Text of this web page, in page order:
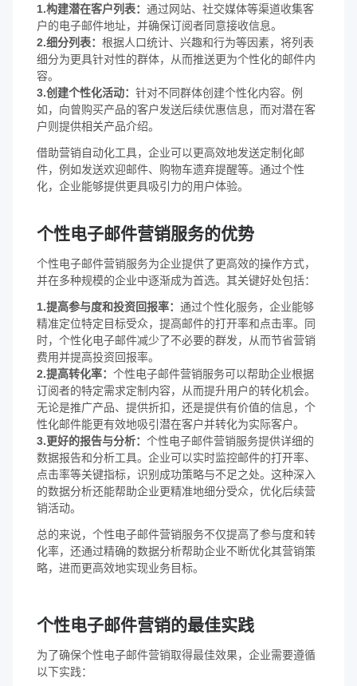
1.构建潜在客户列表： 通过网站、社交媒体等渠道收集客
户的电子邮件地址，并确保订阅者同意接收信息。
2.细分列表： 根据人口统计、兴趣和行为等因素，将列表
细分为更具针对性的群体，从而推送更为个性化的邮件内
容。
3.创建个性化活动： 针对不同群体创建个性化内容。例
如，向曾购买产品的客户发送后续优惠信息，而对潜在客
户则提供相关产品介绍。
借助营销自动化工具，企业可以更高效地发送定制化邮
件，例如发送欢迎邮件、购物车遗弃提醒等。通过个性
化，企业能够提供更具吸引力的用户体验。
个性电子邮件营销服务的优势
个性电子邮件营销服务为企业提供了更高效的操作方式，
并在多种规模的企业中逐渐成为首选。其关键好处包括：
1.提高参与度和投资回报率： 通过个性化服务，企业能够
精准定位特定目标受众，提高邮件的打开率和点击率。同
时，个性化电子邮件减少了不必要的群发，从而节省营销
费用并提高投资回报率。
2.提高转化率： 个性电子邮件营销服务可以帮助企业根据
订阅者的特定需求定制内容，从而提升用户的转化机会。
无论是推广产品、提供折扣，还是提供有价值的信息，个
性化邮件能更有效地吸引潜在客户并转化为实际客户。
3.更好的报告与分析： 个性电子邮件营销服务提供详细的
数据报告和分析工具。企业可以实时监控邮件的打开率、
点击率等关键指标，识别成功策略与不足之处。这种深入
的数据分析还能帮助企业更精准地细分受众，优化后续营
销活动。
总的来说，个性电子邮件营销服务不仅提高了参与度和转
化率，还通过精确的数据分析帮助企业不断优化其营销策
略，进而更高效地实现业务目标。
个性电子邮件营销的最佳实践
为了确保个性电子邮件营销取得最佳效果，企业需要遵循
以下实践：